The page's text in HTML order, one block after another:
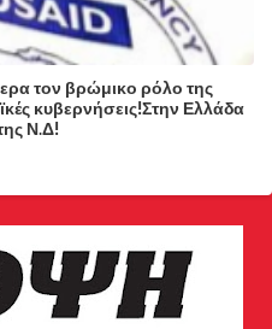
τον βρώμικο ρόλο της
κυβερνήσεις!Στην Ελλάδα
Ν.Δ!